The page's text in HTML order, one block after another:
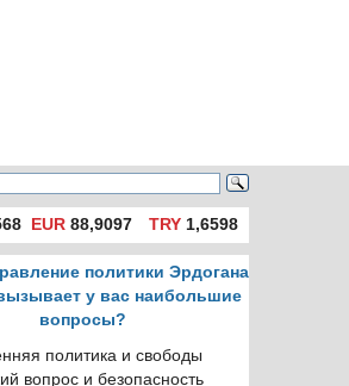
EUR 88,9097 TRY1,6598
политики Эрдогана
у вас наибольшие
вопросы?
политика и свободы
вопрос и безопасность